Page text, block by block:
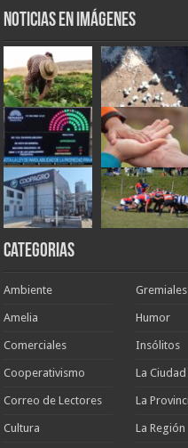
Noticias en Imágenes
Categorias
Ambiente
Amelia
Comerciales
Cooperativismo
Correo de Lectores
Cultura
Gremiales
Humor
Insólitos
La Ciudad
La
La Región